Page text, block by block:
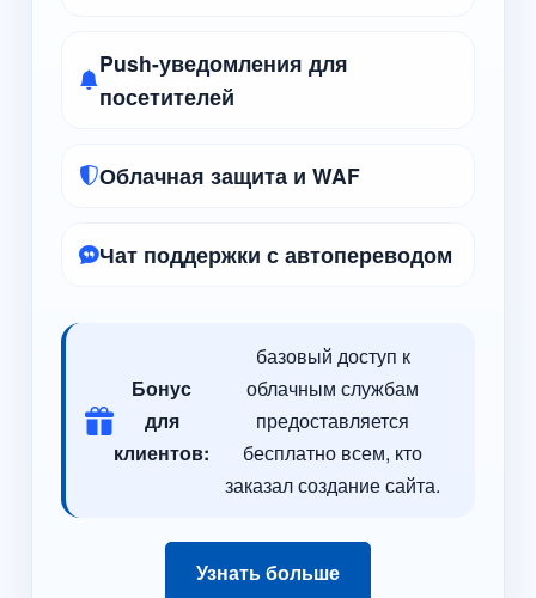
Push-уведомления для
посетителей
Облачная защита и WAF
Чат поддержки с автопереводом
Бонус
для
клиентов:
базовый доступ к
облачным службам
предоставляется
бесплатно всем, кто
заказал создание сайта.
Узнать больше